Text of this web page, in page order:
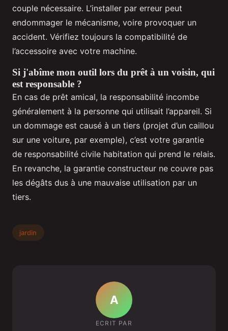
couple nécessaire. L’installer par erreur peut
endommager le mécanisme, voire provoquer un
accident. Vérifiez toujours la compatibilité de
l’accessoire avec votre machine.
Si j'abîme mon outil lors du prêt à un voisin, qui
est responsable ?
En cas de prêt amical, la responsabilité incombe
généralement à la personne qui utilisait l’appareil. Si
un dommage est causé à un tiers (projet d’un caillou
sur une voiture, par exemple), c’est votre garantie
de responsabilité civile habitation qui prend le relais.
En revanche, la garantie constructeur ne couvre pas
les dégâts dus à une mauvaise utilisation par un
tiers.
jardin
A
ECRIT PAR